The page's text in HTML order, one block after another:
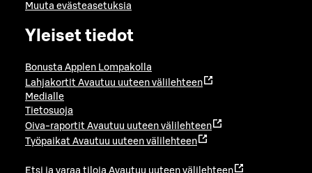
Muuta evästeasetuksia
Yleiset tiedot
Bonusta Applen Lompakolla
Lahjakortit Avautuu uuteen välilehteen
Medialle
Tietosuoja
Oiva-raportit Avautuu uuteen välilehteen
Työpaikat Avautuu uuteen välilehteen